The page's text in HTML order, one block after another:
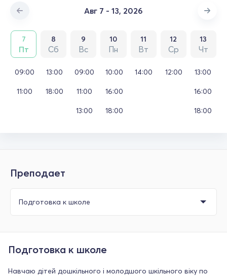
Авг 7 - 13, 2026
7
Пт
8
Сб
9
Вс
10
Пн
11
Вт
12
Ср
13
Чт
09:00
11:00
13:00
18:00
09:00
11:00
13:00
10:00
16:00
18:00
14:00 12:00 13:00
16:00
18:00
Преподает
Подготовка к школе
Навчаю дітей дошкільного і молодшого шкільного віку по